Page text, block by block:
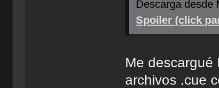
Descarga desde
Spoiler (click
Me
archivos .cue